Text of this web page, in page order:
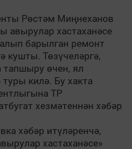
Рөстәм Миңнеханов
хастаханәсе
барылган ремонт
кушты. Төзүчеләргә,
тапшыру өчен, ял
килә. Бу хакта
ТР
хезмәтеннән хәбәр
хәбәр итүләренчә,
хастаханәсе»